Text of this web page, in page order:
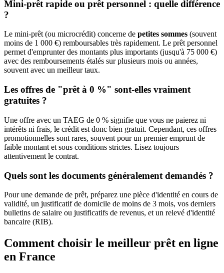
Mini-prêt rapide ou prêt personnel : quelle différence
?
Le mini-prêt (ou microcrédit) concerne de petites sommes (souvent
moins de 1 000 €) remboursables très rapidement. Le prêt personnel
permet d'emprunter des montants plus importants (jusqu'à 75 000 €)
avec des remboursements étalés sur plusieurs mois ou années,
souvent avec un meilleur taux.
Les offres de "prêt à 0 %" sont-elles vraiment
gratuites ?
Une offre avec un TAEG de 0 % signifie que vous ne paierez ni
intérêts ni frais, le crédit est donc bien gratuit. Cependant, ces offres
promotionnelles sont rares, souvent pour un premier emprunt de
faible montant et sous conditions strictes. Lisez toujours
attentivement le contrat.
Quels sont les documents généralement demandés ?
Pour une demande de prêt, préparez une pièce d'identité en cours de
validité, un justificatif de domicile de moins de 3 mois, vos derniers
bulletins de salaire ou justificatifs de revenus, et un relevé d'identité
bancaire (RIB).
Comment choisir le meilleur prêt en ligne
en France